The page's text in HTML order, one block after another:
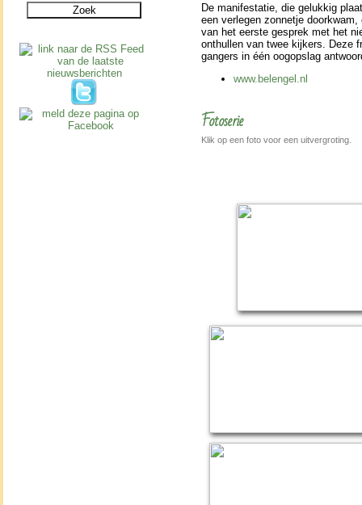
De mani­fes­ta­tie, die gelukkig
een verlegen zonnetje
van het eerste gesprek met het
onthullen van twee kijkers. Deze
gan­gers in één oogop­slag
www.belengel.nl
Fotoserie
Klik op een foto voor een uitvergroting.